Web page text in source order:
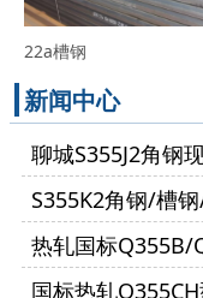
22a槽钢
新闻中心
聊城S355J2角钢
持零切送货到厂
S355K2角钢/槽
钱一吨？
热轧国标Q355B/
有什么区别？
国标热轧